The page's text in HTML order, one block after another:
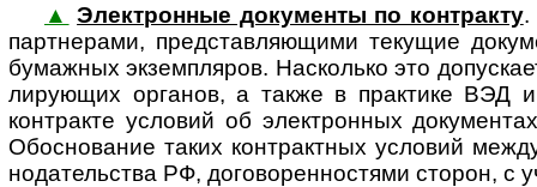
▲ Электронные документы по контракту.
партнерами, представ­ляющими текущие
бумажных экземпляров. Насколько это
ли­ру­ю­щих органов, а также в практике ВЭД
контракте условий об электронных
Обосно­вание таких контрактных условий
но­да­тель­ства РФ, договоренностями сторон, с